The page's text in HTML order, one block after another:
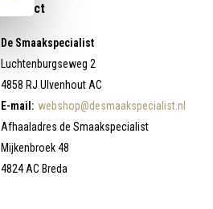
Contact
De Smaakspecialist
Luchtenburgseweg 2
4858 RJ Ulvenhout AC
E-mail: webshop@desmaakspecialist.nl
Afhaaladres de Smaakspecialist
Mijkenbroek 48
4824 AC Breda